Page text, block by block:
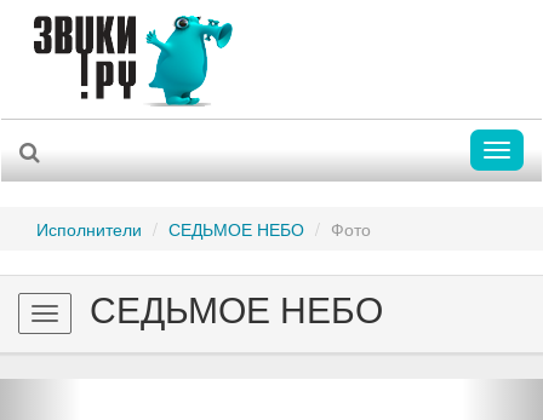
Исполнители СЕДЬМОЕ НЕБО Фото
Toggle
navigation
СЕДЬМОЕ НЕБО